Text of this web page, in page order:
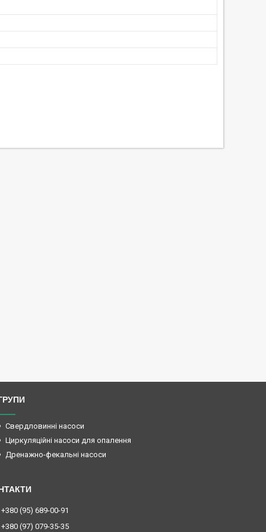
Свердловинні насоси
Циркуляційні насоси для опалення
Дренажно-фекальні насоси
+380 (95) 689-00-91
+380 (97) 079-35-35